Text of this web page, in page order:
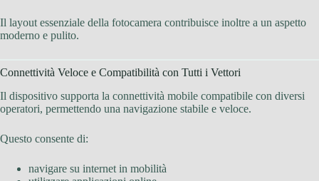
Il layout essenziale della fotocamera contribuisce inoltre a un aspetto
moderno e pulito.
Connettività Veloce e Compatibilità con Tutti i Vettori
Il dispositivo supporta la connettività mobile compatibile con diversi
operatori, permettendo una navigazione stabile e veloce.
Questo consente di:
navigare su internet in mobilità